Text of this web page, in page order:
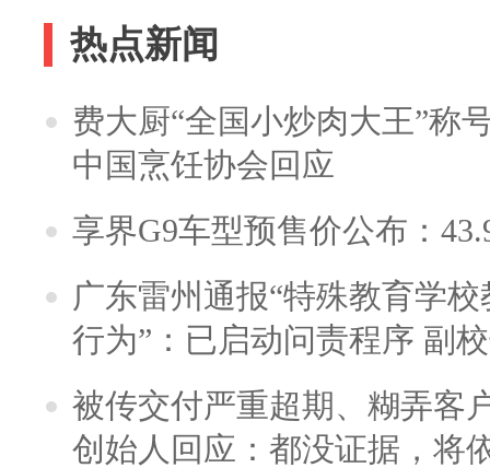
热点新闻
费大厨“全国小炒肉大王”称
中国烹饪协会回应
享界G9车型预售价公布：
广东雷州通报“特殊教育学
行为”：已启动问责程序 副
被传交付严重超期、糊弄客
创始人回应：都没证据，将